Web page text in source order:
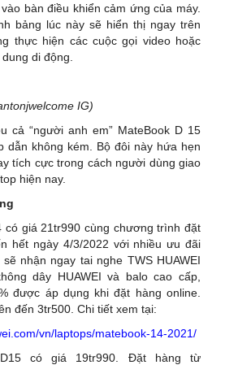
bàn điều khiển cảm ứng của máy.
bảng lúc này sẽ hiển thị ngay trên
thực hiện các cuộc gọi video hoặc
di động.
IG)
cả “người anh em” MateBook D 15
dẫn không kém. Bộ đôi này hứa hẹn
tích cực trong cách người dùng giao
hiện nay.
có giá 21tr990 cùng chương trình đặt
hết ngày 4/3/2022 với nhiều ưu đãi
nhận ngay tai nghe TWS HUAWEI
dây HUAWEI và balo cao cấp,
được áp dụng khi đặt hàng online.
đến 3tr500. Chi tiết xem tại:
vn/laptops/matebook-14-2021/
D15 có giá 19tr990. Đặt hàng từ